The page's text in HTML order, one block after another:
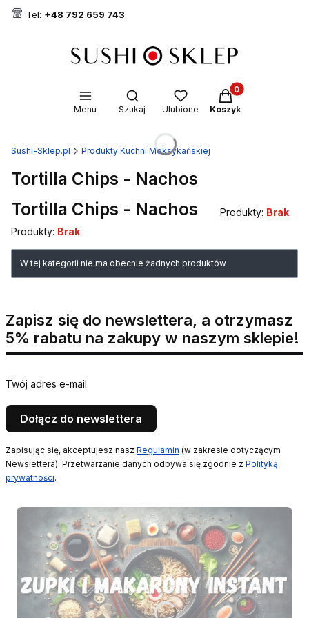
Tel: +48 792 659 743
Menu
Otwórz wyszukiwarkę
Szukaj Ulubione
Produkty w
Koszyk
Sushi-Sklep.pl Produkty Kuchni Meksykańskiej
Tortilla Chips - Nachos
Tortilla Chips - Nachos
Produkty: Brak
Produkty: Brak
Lista produktów
W tej kategorii nie ma obecnie żadnych produktów
Zapisz się do newslettera, a otrzymasz
5% rabatu na zakupy w naszym sklepie!
Twój adres e-mail
Dołącz do newslettera
Zapisując się, akceptujesz nasz Regulamin (w zakresie dotyczącym
Newslettera). Przetwarzanie danych odbywa się zgodnie z Polityką
prywatności.